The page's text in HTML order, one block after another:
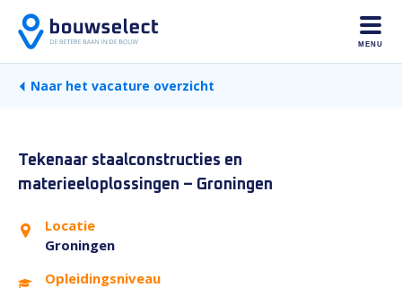
MENU
Naar het vacature overzicht
Tekenaar staalconstructies en
materieeloplossingen – Groningen
Locatie
Groningen
Opleidingsniveau